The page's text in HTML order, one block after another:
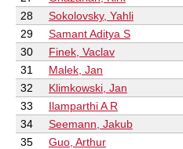
28
Sokolovsky, Yahli
29
Samant Aditya S
30
Finek, Vaclav
31
Malek, Jan
32
Klimkowski, Jan
33
Ilamparthi A R
34
Seemann, Jakub
35
Guo, Arthur